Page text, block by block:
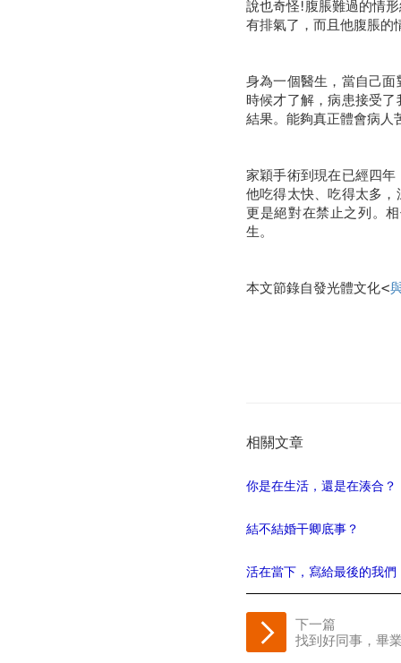
說也奇怪!腹脹難過的情
有排氣了，而且他腹脹的
身為一個醫生，當自己
時候才了解，病患接受
結果。能夠真正體會病人
家穎手術到現在已經四
他吃得太快、吃得太多
更是絕對在禁止之列。
生。
本文節錄自發光體文化<
相關文章
你是在生活，還是在湊合？
結不結婚干卿底事？
活在當下，寫給最後的我們
下一篇
找到好同事，畢